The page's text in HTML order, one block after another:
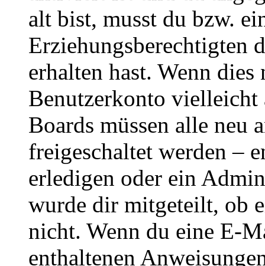
alt bist, musst du bzw.
Erziehungsberechtigten
erhalten hast. Wenn
Benutzerkonto
Boards müssen alle neu
freigeschaltet werden –
erledigen oder ein
wurde dir mitgeteilt, ob
nicht. Wenn du eine E-
enthaltenen